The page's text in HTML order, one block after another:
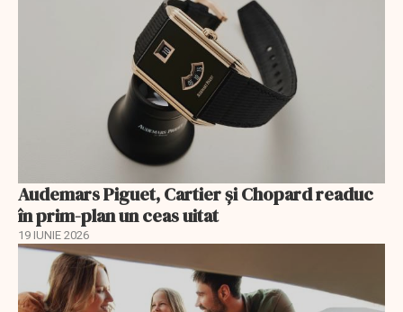
Audemars Piguet, Cartier și Chopard readuc
în prim-plan un ceas uitat
19 IUNIE 2026